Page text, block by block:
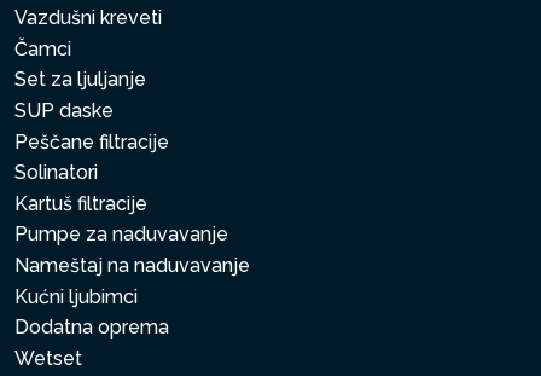
Vazdušni kreveti
Čamci
Set za ljuljanje
SUP daske
Peščane filtracije
Solinatori
Kartuš filtracije
Pumpe za naduvavanje
Nameštaj na naduvavanje
Kućni ljubimci
Dodatna oprema
Wetset